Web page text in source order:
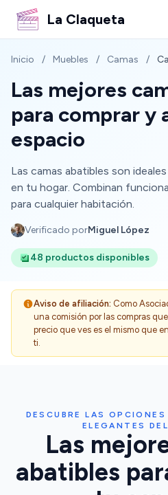
La Claqueta
Inicio / Muebles / Camas /
Las mejores
para comprar y
espacio
Las camas abatibles son
en tu hogar. Combinan
para cualquier habitación.
Verificado porMiguel López
48 productos disponibles
Aviso de afiliación: Como
una comisión por las compras
precio que ves es el mismo que
ti.
DESCUBRE LAS
ELEGANTES
Las
abatibles